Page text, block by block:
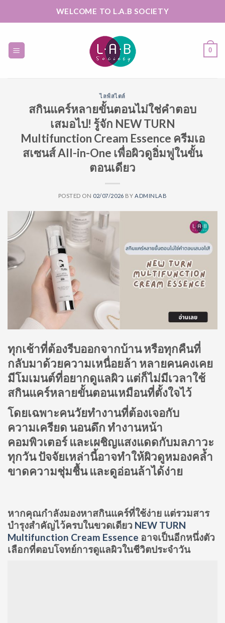
WELCOME TO L.A.B SOCIETY
0
ไลฟ์สไตล์
สกินแคร์หลายขั้นตอนไม่ใช่คำตอบ
เสมอไป! รู้จัก NEW TURN
Multifunction Cream Essence ครีมเอ
สเซนส์ All-in-One เพื่อผิวดูอิ่มฟูในขั้น
ตอนเดียว
POSTED ON 02/07/2026 BY ADMINLAB
ทุกเช้าที่ต้องรีบออกจากบ้าน หรือทุกคืนที่
กลับมาด้วยความเหนื่อยล้า หลายคนคงเคย
มีโมเมนต์ที่อยากดูแลผิว แต่ก็ไม่มีเวลาใช้
สกินแคร์หลายขั้นตอนเหมือนที่ตั้งใจไว้
โดยเฉพาะคนวัยทำงานที่ต้องเจอกับ
ความเครียด นอนดึก ทำงานหน้า
คอมพิวเตอร์ และเผชิญแสงแดดกับมลภาวะ
ทุกวัน ปัจจัยเหล่านี้อาจทำให้ผิวดูหมองคล้ำ
ขาดความชุ่มชื้น และดูอ่อนล้าได้ง่าย
หากคุณกำลังมองหาสกินแคร์ที่ใช้ง่าย แต่รวมสาร
บำรุงสำคัญไว้ครบในขวดเดียว NEW TURN
Multifunction Cream Essence อาจเป็นอีกหนึ่งตัว
เลือกที่ตอบโจทย์การดูแลผิวในชีวิตประจำวัน